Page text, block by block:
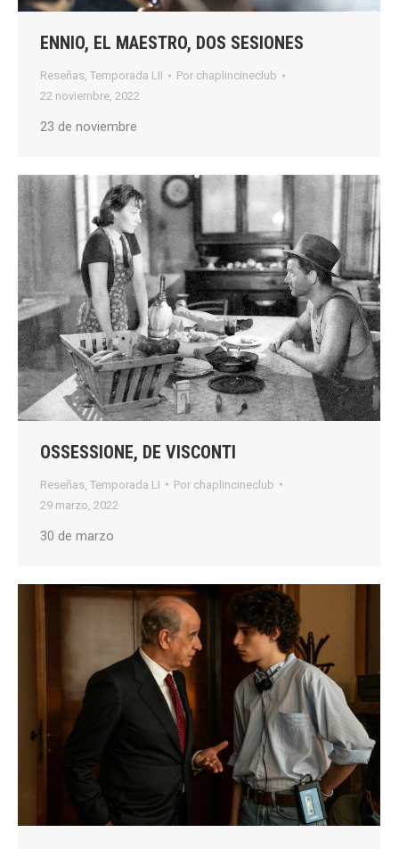
ENNIO, EL MAESTRO, DOS SESIONES
Reseñas, Temporada LII Por chaplincineclub
22 noviembre, 2022
23 de noviembre
OSSESSIONE, DE VISCONTI
Reseñas Temporada LI Por chaplincineclub
29 marzo, 2022
30 de marzo